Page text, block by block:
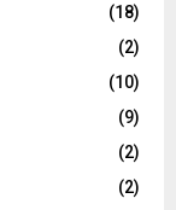
(18)
(2)
(10)
(9)
(2)
(2)